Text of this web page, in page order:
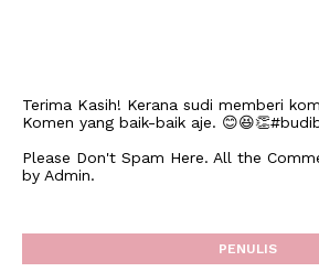
Terima Kasih! Kerana sudi memberi
Komen yang baik-baik aje.
Please Don't Spam Here. All the
by Admin.
PENULIS